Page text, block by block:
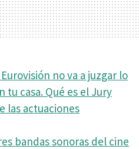
no va a juzgar lo
tu casa. Qué es el Jury
las actuaciones
bandas sonoras del cine